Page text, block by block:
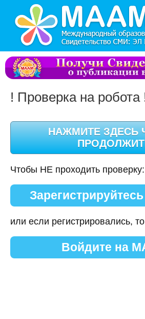
! Проверка на робота
Чтобы НЕ проходить проверку:
или если регистрировались,
Войдите на